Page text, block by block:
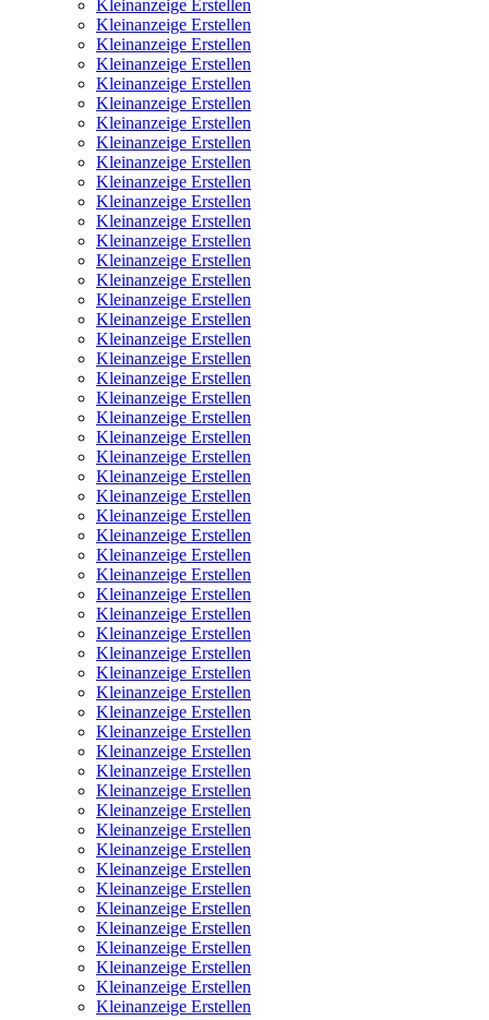
Kleinanzeige Erstellen
Kleinanzeige Erstellen
Kleinanzeige Erstellen
Kleinanzeige Erstellen
Kleinanzeige Erstellen
Kleinanzeige Erstellen
Kleinanzeige Erstellen
Kleinanzeige Erstellen
Kleinanzeige Erstellen
Kleinanzeige Erstellen
Kleinanzeige Erstellen
Kleinanzeige Erstellen
Kleinanzeige Erstellen
Kleinanzeige Erstellen
Kleinanzeige Erstellen
Kleinanzeige Erstellen
Kleinanzeige Erstellen
Kleinanzeige Erstellen
Kleinanzeige Erstellen
Kleinanzeige Erstellen
Kleinanzeige Erstellen
Kleinanzeige Erstellen
Kleinanzeige Erstellen
Kleinanzeige Erstellen
Kleinanzeige Erstellen
Kleinanzeige Erstellen
Kleinanzeige Erstellen
Kleinanzeige Erstellen
Kleinanzeige Erstellen
Kleinanzeige Erstellen
Kleinanzeige Erstellen
Kleinanzeige Erstellen
Kleinanzeige Erstellen
Kleinanzeige Erstellen
Kleinanzeige Erstellen
Kleinanzeige Erstellen
Kleinanzeige Erstellen
Kleinanzeige Erstellen
Kleinanzeige Erstellen
Kleinanzeige Erstellen
Kleinanzeige Erstellen
Kleinanzeige Erstellen
Kleinanzeige Erstellen
Kleinanzeige Erstellen
Kleinanzeige Erstellen
Kleinanzeige Erstellen
Kleinanzeige Erstellen
Kleinanzeige Erstellen
Kleinanzeige Erstellen
Kleinanzeige Erstellen
Kleinanzeige Erstellen
Kleinanzeige Erstellen